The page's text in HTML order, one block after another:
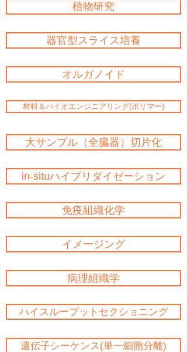
植物研究
器官型スライス培養
オルガノイド
材料＆バイオエンジニアリング(ポリマー)
大サンプル（全臓器）切片化
in-situハイブリダイゼーション
免疫組織化学
イメージング
病理組織学
ハイスループットセクショニング
遺伝子シーケンス(単一細胞分離)